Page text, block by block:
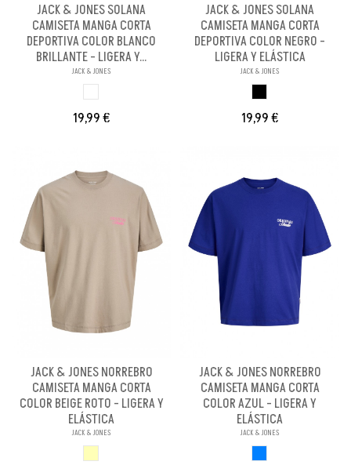
JACK & JONES SOLANA
CAMISETA MANGA CORTA
DEPORTIVA COLOR BLANCO
BRILLANTE - LIGERA Y...
JACK & JONES
19,99 €
JACK & JONES SOLANA
CAMISETA MANGA CORTA
DEPORTIVA COLOR NEGRO -
LIGERA Y ELÁSTICA
JACK & JONES
19,99 €
JACK & JONES NORREBRO
CAMISETA MANGA CORTA
COLOR BEIGE ROTO - LIGERA Y
ELÁSTICA
JACK & JONES
JACK & JONES NORREBRO
CAMISETA MANGA CORTA
COLOR AZUL - LIGERA Y
ELÁSTICA
JACK & JONES